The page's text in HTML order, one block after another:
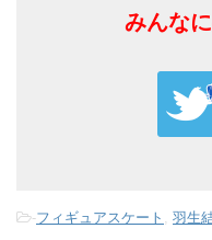
みんな
-フィギュアスケート , 羽生